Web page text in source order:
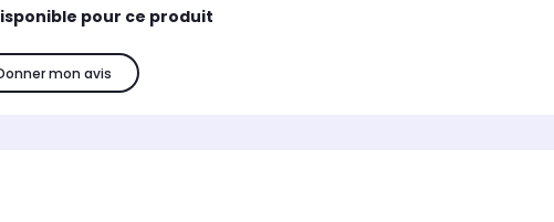
pour ce produit
mon avis